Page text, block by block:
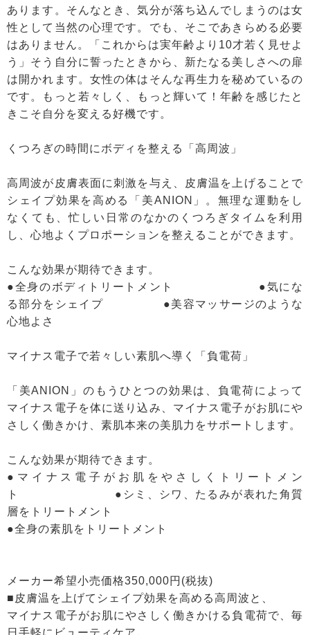
あります。そんなとき、気分が落ち込んでしまうのは女
性として当然の心理です。でも、そこであきらめる必要
はありません。「これからは実年齢より10才若く見せよ
う」そう自分に誓ったときから、新たなる美しさへの扉
は開かれます。女性の体はそんな再生力を秘めているの
です。もっと若々しく、もっと輝いて！年齢を感じたと
きこそ自分を変える好機です。
くつろぎの時間にボディを整える「高周波」
高周波が皮膚表面に刺激を与え、皮膚温を上げることで
シェイプ効果を高める「美ANION」。無理な運動をし
なくても、忙しい日常のなかのくつろぎタイムを利用
し、心地よくプロポーションを整えることができます。
こんな効果が期待できます。
●全身のボディトリートメント ●気にな
る部分をシェイプ ●美容マッサージのような
心地よさ
マイナス電子で若々しい素肌へ導く「負電荷」
「美ANION」のもうひとつの効果は、負電荷によって
マイナス電子を体に送り込み、マイナス電子がお肌にや
さしく働きかけ、素肌本来の美肌力をサポートします。
こんな効果が期待できます。
●マイナス電子がお肌をやさしくトリートメン
ト ●シミ、シワ、たるみが表れた角質
層をトリートメント
●全身の素肌をトリートメント
メーカー希望小売価格350,000円(税抜)
■皮膚温を上げてシェイプ効果を高める高周波と、
マイナス電子がお肌にやさしく働きかける負電荷で、毎
日手軽にビューティケア。